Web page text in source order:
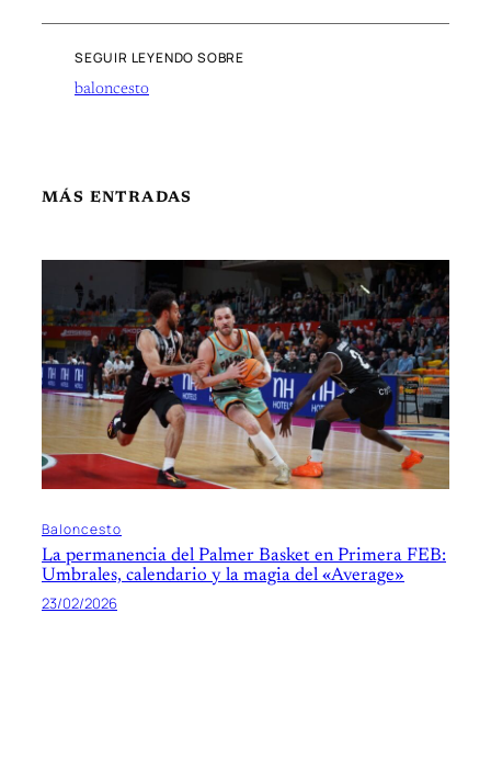
SEGUIR LEYENDO SOBRE
baloncesto
MÁS ENTRADAS
Baloncesto
La permanencia del Palmer Basket en Primera FEB:
Umbrales, calendario y la magia del «Average»
23/02/2026